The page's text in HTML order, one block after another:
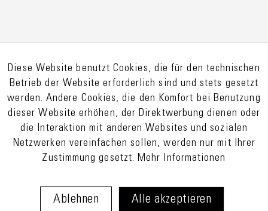
Diese Website benutzt Cookies, die für den technischen
Betrieb der Website erforderlich sind und stets gesetzt
werden. Andere Cookies, die den Komfort bei Benutzung
dieser Website erhöhen, der Direktwerbung dienen oder
die Interaktion mit anderen Websites und sozialen
Netzwerken vereinfachen sollen, werden nur mit Ihrer
Zustimmung gesetzt.Mehr Informationen
Ablehnen Alle akzeptieren